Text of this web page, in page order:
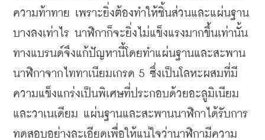
ความท้าทาย เพราะยิ่งต้องทำให้ชิ้นส่วนและแผ่นฐาน
บางลงเท่าไร นาฬิกาก็จะยิ่งไม่แข็งแรงมากขึ้นเท่านั้น
ทางแบรนด์จึงแก้ปัญหานี้โดยทำแผ่นฐานและสะพาน
นาฬิกาจากไททาเนียมเกรด 5 ซึ่งเป็นโลหะผสมที่มี
ความแข็งแกร่งเป็นพิเศษที่ประกอบด้วยอะลูมิเนียม
และวาเนเดียม แผ่นฐานและสะพานนาฬิกาได้รับการ
ทดสอบอย่างละเอียดเพื่อให้แน่ใจว่านาฬิกามีความ